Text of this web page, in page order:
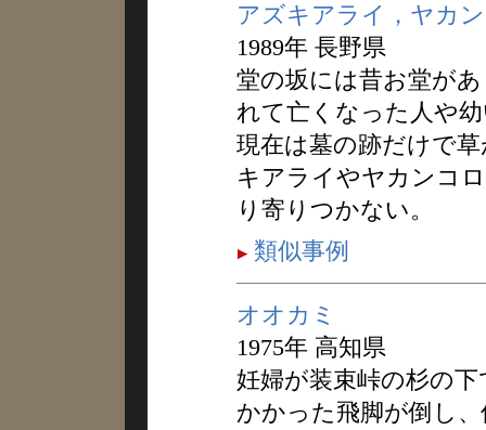
アズキアライ，ヤカ
1989年 長野県
堂の坂には昔お堂が
れて亡くなった人や
現在は墓の跡だけで
キアライやヤカンコ
り寄りつかない。
類似事例
オオカミ
1975年 高知県
妊婦が装束峠の杉の
かかった飛脚が倒し